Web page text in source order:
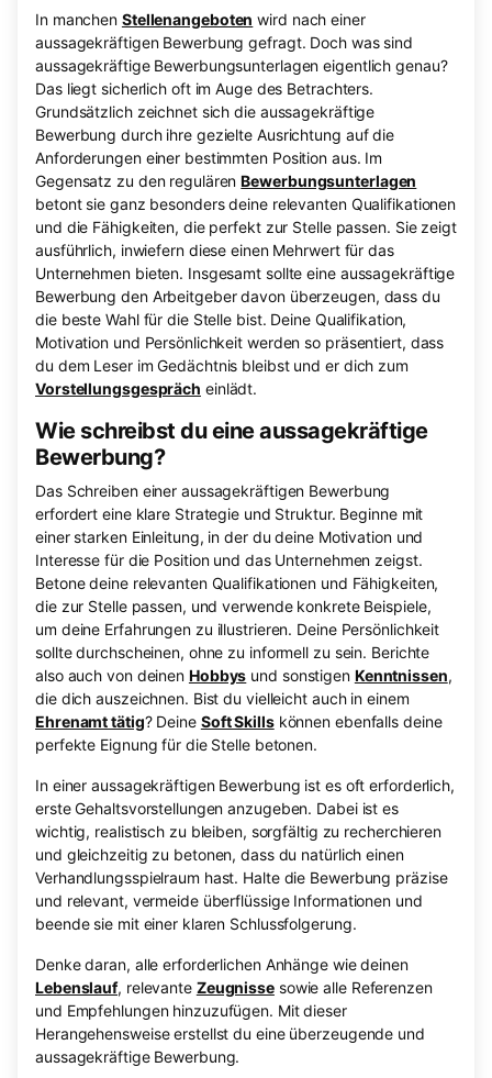
In manchen Stellenangeboten wird nach einer
aussagekräftigen Bewerbung gefragt. Doch was sind
aussagekräftige Bewerbungsunterlagen eigentlich genau?
Das liegt sicherlich oft im Auge des Betrachters.
Grundsätzlich zeichnet sich die aussagekräftige
Bewerbung durch ihre gezielte Ausrichtung auf die
Anforderungen einer bestimmten Position aus. Im
Gegensatz zu den regulärenBewerbungsunterlagen
betont sie ganz besonders deine relevanten Qualifikationen
und die Fähigkeiten, die perfekt zur Stelle passen. Sie zeigt
ausführlich, inwiefern diese einen Mehrwert für das
Unternehmen bieten. Insgesamt sollte eine aussagekräftige
Bewerbung den Arbeitgeber davon überzeugen, dass du
die beste Wahl für die Stelle bist. Deine Qualifikation,
Motivation und Persönlichkeit werden so präsentiert, dass
du dem Leser im Gedächtnis bleibst und er dich zum
Vorstellungsgespräch einlädt.
Wie schreibst du eine aussagekräftige
Bewerbung?
Das Schreiben einer aussagekräftigen Bewerbung
erfordert eine klare Strategie und Struktur. Beginne mit
einer starken Einleitung, in der du deine Motivation und
Interesse für die Position und das Unternehmen zeigst.
Betone deine relevanten Qualifikationen und Fähigkeiten,
die zur Stelle passen, und verwende konkrete Beispiele,
um deine Erfahrungen zu illustrieren. Deine Persönlichkeit
sollte durchscheinen, ohne zu informell zu sein. Berichte
also auch von deinen Hobbys und sonstigen Kenntnissen,
die dich auszeichnen. Bist du vielleicht auch in einem
Ehrenamt tätig? Deine Soft Skillskönnen ebenfalls deine
perfekte Eignung für die Stelle betonen.
In einer aussagekräftigen Bewerbung ist es oft erforderlich,
erste Gehaltsvorstellungen anzugeben. Dabei ist es
wichtig, realistisch zu bleiben, sorgfältig zu recherchieren
und gleichzeitig zu betonen, dass du natürlich einen
Verhandlungsspielraum hast. Halte die Bewerbung präzise
und relevant, vermeide überflüssige Informationen und
beende sie mit einer klaren Schlussfolgerung.
Denke daran, alle erforderlichen Anhänge wie deinen
Lebenslauf, relevante Zeugnissesowie alle Referenzen
und Empfehlungen hinzuzufügen. Mit dieser
Herangehensweise erstellst du eine überzeugende und
aussagekräftige Bewerbung.